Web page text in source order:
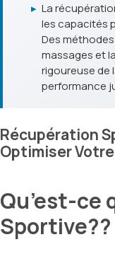
▸ La
les capacités
Des
massages et
rigoureuse de
performance
Récupération
Optimiser
Qu’est-ce
Sportive??